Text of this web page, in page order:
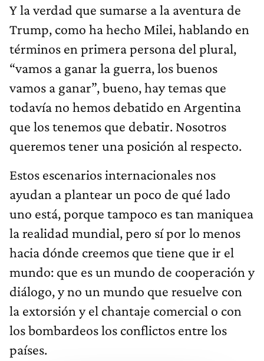
Y la verdad que sumarse a la aventura de
Trump, como ha hecho Milei, hablando en
términos en primera persona del plural,
“vamos a ganar la guerra, los buenos
vamos a ganar”, bueno, hay temas que
todavía no hemos debatido en Argentina
que los tenemos que debatir. Nosotros
queremos tener una posición al respecto.
Estos escenarios internacionales nos
ayudan a plantear un poco de qué lado
uno está, porque tampoco es tan maniquea
la realidad mundial, pero sí por lo menos
hacia dónde creemos que tiene que ir el
mundo: que es un mundo de cooperación y
diálogo, y no un mundo que resuelve con
la extorsión y el chantaje comercial o con
los bombardeos los conflictos entre los
países.